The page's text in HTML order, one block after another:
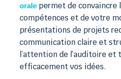
orale permet de convaincre
compétences et de votre
présentations de projets
communication claire et
l’attention de l’auditoire
efficacement vos idées.